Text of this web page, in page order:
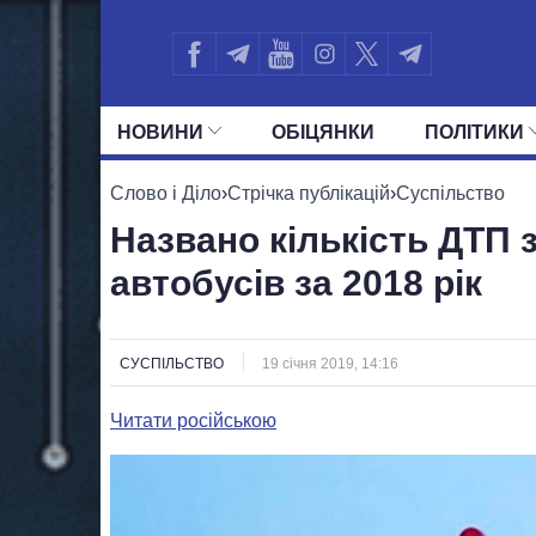
НОВИНИ ОБIЦЯНКИ ПОЛIТИКИ
УСІ ПОЛІТИКИ ПРЕЗИДЕНТ І ОФІС
Слово і Діло›Стрічка публікацій›Суспільство
Названо кількість ДТП
автобусів за 2018 рік
СУСПІЛЬСТВО 19 січня 2019, 14:16
Читати російською